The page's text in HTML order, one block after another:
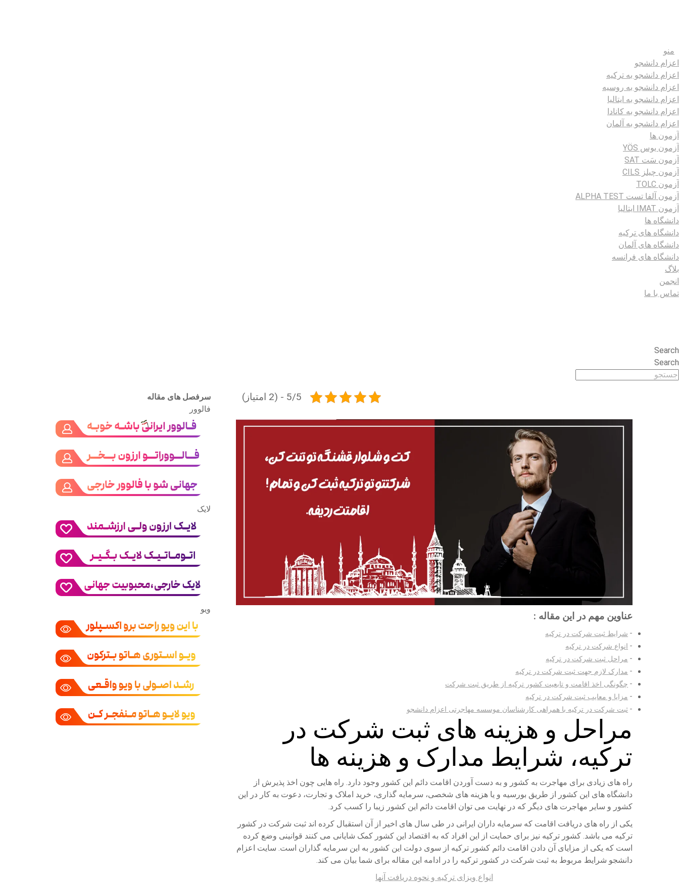
منو
اعزام دانشجو
اعزام دانشجو به ترکیه
اعزام دانشجو به روسیه
اعزام دانشجو به ایتالیا
اعزام دانشجو به کانادا
اعزام دانشجو به آلمان
آزمون ها
آزمون یوس YÖS
آزمون سَت SAT
آزمون چیلز CILS‌
آزمون TOLC
آزمون آلفا تست ALPHA TEST
آزمون IMAT ایتالیا
دانشگاه ها
دانشگاه های ترکیه
دانشگاه های آلمان
دانشگاه های فرانسه
بلاگ
انجمن
تماس با ما
Search
Search
5/5 - (2 امتیاز)
عناوین مهم در این مقاله :
شرایط ثبت شرکت در ترکیه
انواع شرکت در ترکیه
مراحل ثبت شرکت در ترکیه
مدارک لازم جهت ثبت شرکت در ترکیه
چگونگی اخذ اقامت و تابعیت کشور ترکیه از طریق ثبت شرکت
مزایا و معایب ثبت شرکت در ترکیه
ثبت شرکت در ترکیه با همراهی کارشناسان موسسه مهاجرتی اعزام دانشجو
مراحل و هزینه های ثبت شرکت در
ترکیه، شرایط مدارک و هزینه ها
راه های زیادی برای مهاجرت به کشور و به دست آوردن اقامت دائم این کشور وجود دارد. راه هایی چون اخذ پذیرش از
دانشگاه های این کشور از طریق بورسیه و یا هزینه های شخصی، سرمایه گذاری، خرید املاک و تجارت، دعوت به کار در این
کشور و سایر مهاجرت های دیگر که در نهایت می توان اقامت دائم این کشور زیبا را کسب کرد.
یکی از راه های دریافت اقامت که سرمایه داران ایرانی در طی سال های اخیر از آن استقبال کرده اند ثبت شرکت در کشور
ترکیه می باشد. کشور ترکیه نیز برای حمایت از این افراد که به اقتصاد این کشور کمک شایانی می کنند قوانینی وضع کرده
است که یکی از مزایای آن دادن اقامت دائم کشور ترکیه از سوی دولت این کشور به این سرمایه گذاران است. سایت اعزام
دانشجو شرایط مربوط به ثبت شرکت در کشور ترکیه را در ادامه این مقاله برای شما بیان می کند.
انواع ویزای ترکیه و نحوه دریافت آنها
سرفصل های مقاله
فالوور
لایک
ویو